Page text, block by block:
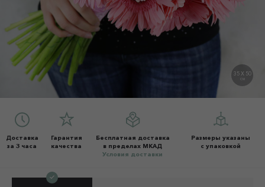
35 X 50
СМ
Доставка
за 3 часа
Гарантия
качества
Бесплатная доставка
в пределах МКАД
Условия доставки
Размеры указаны
с упаковкой